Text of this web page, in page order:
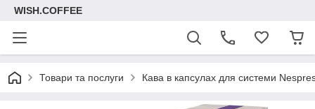
WISH.COFFEE
Товари та послуги Кава в капсулах для системи